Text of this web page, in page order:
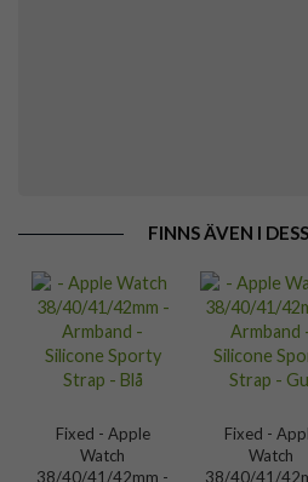
FINNS ÄVEN I
Fixed - Apple
Watch
38/40/41/42mm -
Fixed -
Watch
38/40/41/